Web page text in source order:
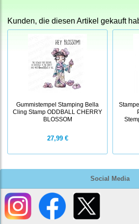
Social Media
Kunden, die diesen Artikel gekauft
Gummistempel Stamping Bella
Cling Stamp ODDBALL CHERRY
BLOSSOM
27,99 €